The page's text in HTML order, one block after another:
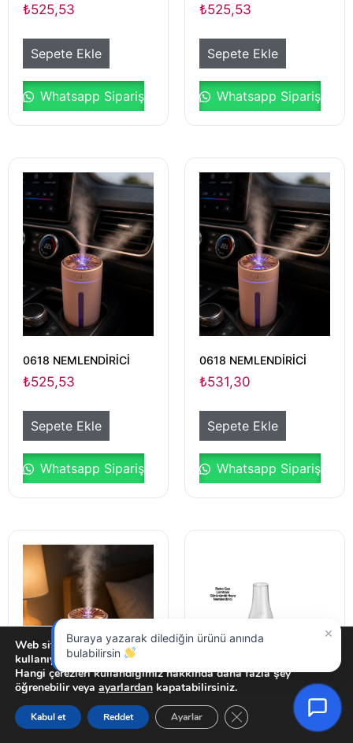
₺525,53
Sepete Ekle
Whatsapp Sipariş
₺525,53
Sepete Ekle
Whatsapp Sipariş
0618 NEMLENDİRİCİ
₺525,53
Sepete Ekle
Whatsapp Sipariş
0618 NEMLENDİRİCİ
₺531,30
Sepete Ekle
Whatsapp Sipariş
0618 NEMLENDİRİCİ
0621 LAMBA
Anasayfa Hesabım Sipariş Takip Sepet
×
Buraya yazarak dilediğin ürünü anında
bulabilirsin
Web sitemizde size en iyi deneyimi sunmak için çerezleri
kullanıyoruz.
Hangi çerezleri kullandığımız hakkında daha fazla şey
öğrenebilir veya ayarlardan kapatabilirsiniz.
Kabul et Reddet Ayarlar GDPR çerez şeridini